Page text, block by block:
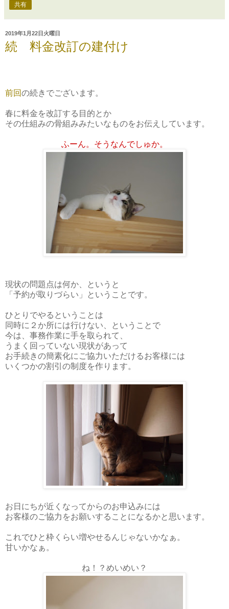
共有
2019年1月22日火曜日
続 料金改訂の建付け
前回の続きでございます。
春に料金を改訂する目的とか
その仕組みの骨組みみたいなものをお伝えしています。
ふーん。そうなんでしゅか。
現状の問題点は何か、というと
「予約が取りづらい」ということです。
ひとりでやるということは
同時に２か所には行けない、ということで
今は、事務作業に手を取られて、
うまく回っていない現状があって
お手続きの簡素化にご協力いただけるお客様には
いくつかの割引の制度を作ります。
お日にちが近くなってからのお申込みには
お客様のご協力をお願いすることになるかと思います。
これでひと枠くらい増やせるんじゃないかなぁ。
甘いかなぁ。
ね！？めいめい？